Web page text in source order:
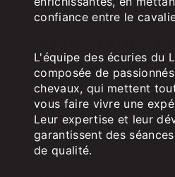
confiance entre le
L'équipe des écuries du
composée de
chevaux, qui mettent
vous faire vivre une
Leur expertise et leur
garantissent des
de qualité.